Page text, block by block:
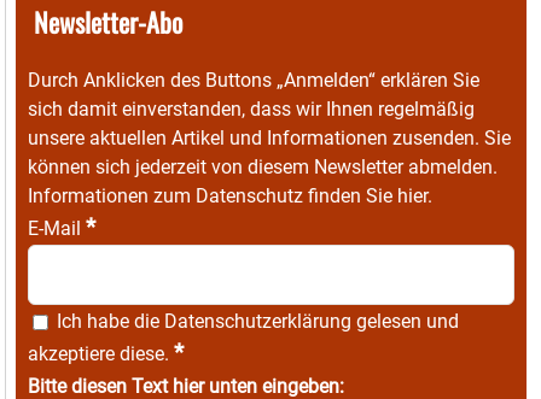
Newsletter-Abo
Durch Anklicken des Buttons „Anmelden“ erklären Sie
sich damit einverstanden, dass wir Ihnen regelmäßig
unsere aktuellen Artikel und Informationen zusenden. Sie
können sich jederzeit von diesem Newsletter abmelden.
Informationen zum Datenschutz finden Sie hier.
E-Mail *
Ich habe die Datenschutzerklärung gelesen und
akzeptiere diese. *
Bitte diesen Text hier unten eingeben: